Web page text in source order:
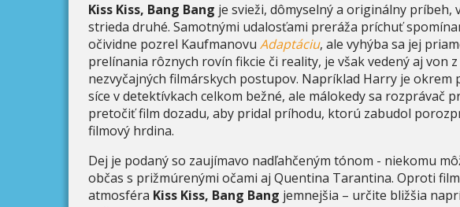
Kiss Kiss, Bang Bang je svieži, dômyselný a originálny
strieda druhé. Samotnými udalosťami preráža príchuť
očividne pozrel Kaufmanovu Adaptáciu, ale vyhýba sa jej
prelínania rôznych rovín fikcie či reality, je však vedený aj von
nezvyčajných filmárskych postupov. Napríklad Harry je
síce v detektívkach celkom bežné, ale málokedy sa rozprávač
pretočiť film dozadu, aby pridal príhodu, ktorú zabudol
filmový hrdina.
Dej je podaný so zaujímavo nadľahčeným tónom - niekomu
občas s prižmúrenými očami aj Quentina Tarantina. Oproti
atmosféra Kiss Kiss, Bang Bang jemnejšia – určite bližšia